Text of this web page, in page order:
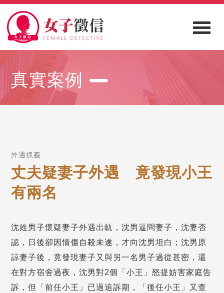
真實案例
外遇抓姦
丈夫疑妻子外遇 竟發現小王
有兩名
沈姓男子懷疑妻子外遇出軌，沈男逼問妻子，沈妻否
認，日後卻因情傷自殺未遂，才向沈男坦白；沈男原
諒妻子後，竟發現妻子又與另一名男子過從甚密，還
在對方宿舍過夜，沈男對2個「小王」怒提妨害家庭告
訴，但「前任小王」已過追訴期，「後任小王」又查